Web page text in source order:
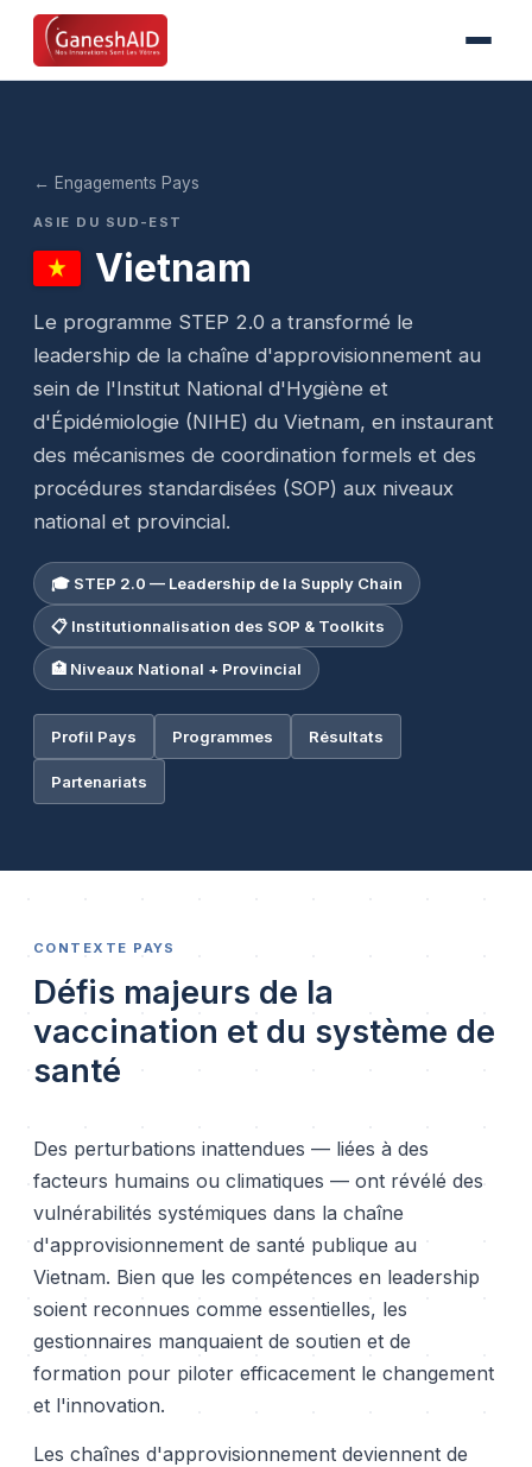
← Engagements Pays
ASIE DU SUD-EST
Vietnam
Le programme STEP 2.0 a transformé le
leadership de la chaîne d'approvisionnement au
sein de l'Institut National d'Hygiène et
d'Épidémiologie (NIHE) du Vietnam, en instaurant
des mécanismes de coordination formels et des
procédures standardisées (SOP) aux niveaux
national et provincial.
🎓 STEP 2.0 — Leadership de la Supply Chain
📋 Institutionnalisation des SOP & Toolkits
🏥 Niveaux National + Provincial
Profil Pays Programmes Résultats
Partenariats
CONTEXTE PAYS
Défis majeurs de la
vaccination et du système de
santé
Des perturbations inattendues — liées à des
facteurs humains ou climatiques — ont révélé des
vulnérabilités systémiques dans la chaîne
d'approvisionnement de santé publique au
Vietnam. Bien que les compétences en leadership
soient reconnues comme essentielles, les
gestionnaires manquaient de soutien et de
formation pour piloter efficacement le changement
et l'innovation.
Les chaînes d'approvisionnement deviennent de